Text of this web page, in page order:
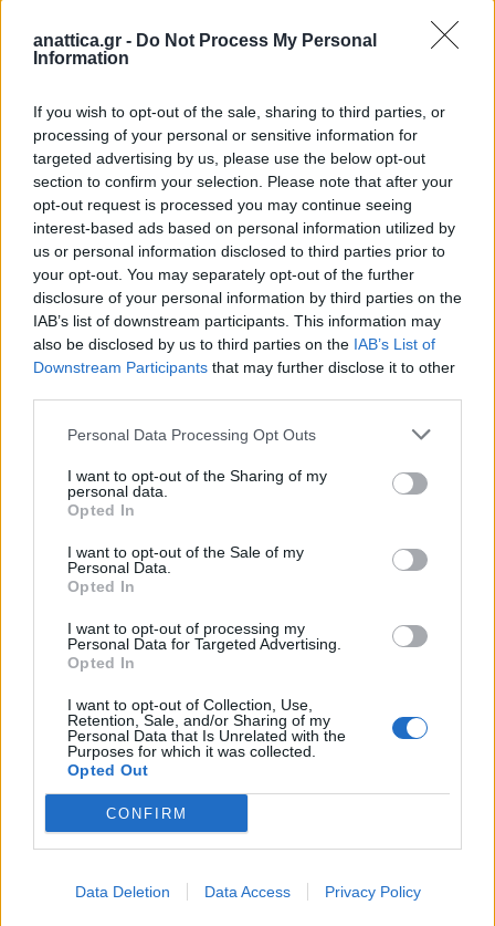
anattica.gr - Do Not Process My Personal
Information
If you wish to opt-out of the sale, sharing to third parties, or
processing of your personal or sensitive information for
targeted advertising by us, please use the below opt-out
section to confirm your selection. Please note that after your
opt-out request is processed you may continue seeing
interest-based ads based on personal information utilized by
us or personal information disclosed to third parties prior to
your opt-out. You may separately opt-out of the further
disclosure of your personal information by third parties on the
IAB’s list of downstream participants. This information may
also be disclosed by us to third parties on the IAB’s List of
Downstream Participants that may further disclose it to other
Personal Data Processing Opt Outs
I want to opt-out of the Sharing of my
personal data.
Opted In
I want to opt-out of the Sale of my
Personal Data.
Opted In
I want to opt-out of processing my
Personal Data for Targeted Advertising.
Opted In
I want to opt-out of Collection, Use,
Retention, Sale, and/or Sharing of my
Personal Data that Is Unrelated with the
Purposes for which it was collected.
Opted Out
CONFIRM
Data Deletion Data Access Privacy Policy